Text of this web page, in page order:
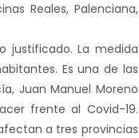
Reales, Palenciana,
justificado. La medida
Es una de las
Juan Manuel Moreno
frente al Covid-19.
a tres provincias